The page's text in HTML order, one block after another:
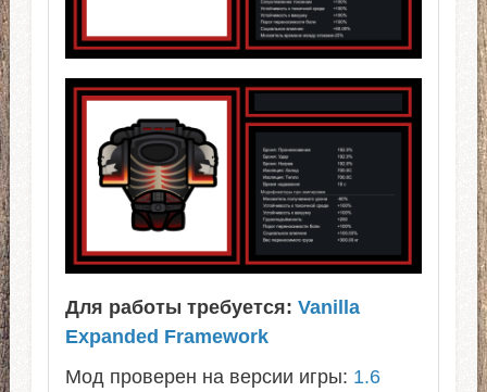
Для работы требуется: Vanilla
Expanded Framework
Мод проверен на версии игры: 1.6